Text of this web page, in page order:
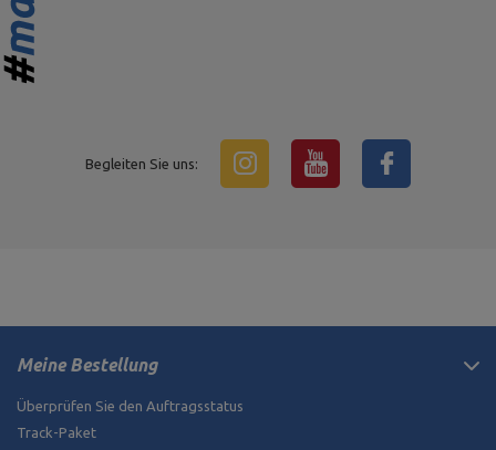
Begleiten Sie uns:
Meine Bestellung
Überprüfen Sie den Auftragsstatus
Track-Paket